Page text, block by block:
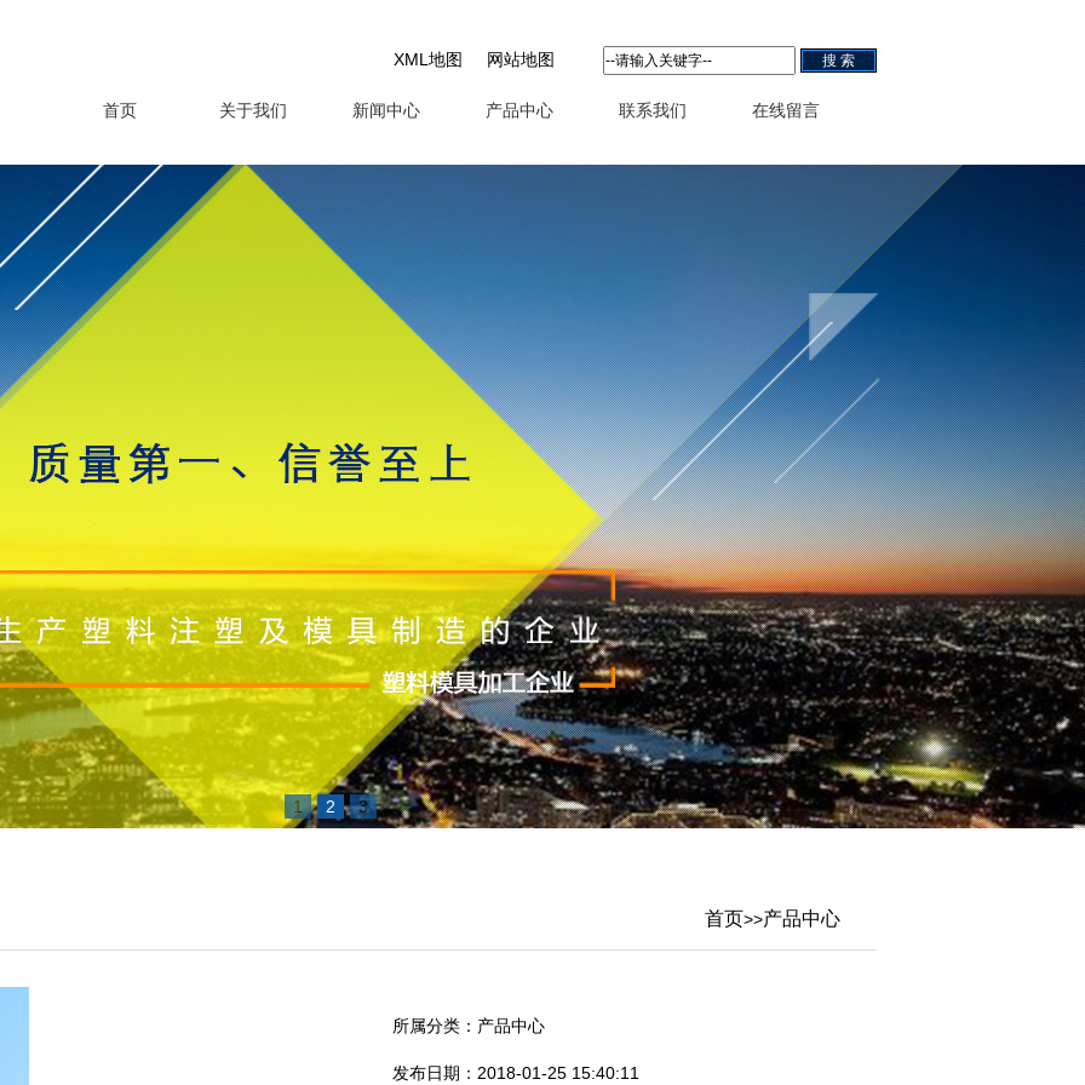
网站地图
XML地图
首页 关于我们 新闻中心 产品中心 联系我们 在线留言
1 2 3
首页>>产品中心
所属分类：产品中心
发布日期：2018-01-25 15:40:11